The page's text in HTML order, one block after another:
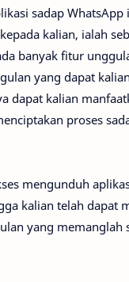
sadap
kalian, ialah
banyak fitur
yang dapat
dapat kalian
proses
mengunduh
kalian telah dapat
yang memanglah